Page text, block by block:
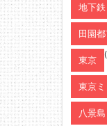
地下鉄
田園
東京
東京
八景島